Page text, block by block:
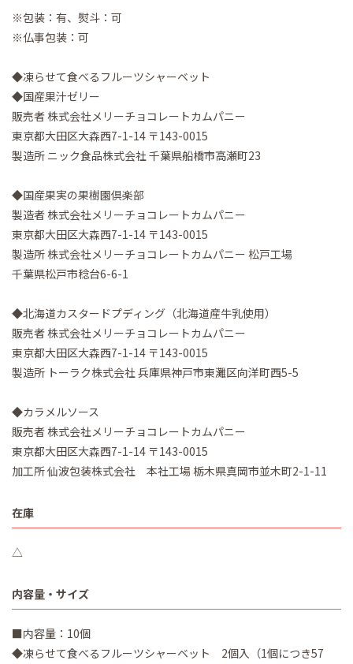
※包装：有、熨斗：可
※仏事包装：可
◆凍らせて食べるフルーツシャーベット
◆国産果汁ゼリー
販売者 株式会社メリーチョコレートカムパニー
東京都大田区大森西7-1-14 〒143-0015
製造所 ニック食品株式会社 千葉県船橋市高瀬町23
◆国産果実の果樹園倶楽部
製造者 株式会社メリーチョコレートカムパニー
東京都大田区大森西7-1-14 〒143-0015
製造所 株式会社メリーチョコレートカムパニー 松戸工場
千葉県松戸市稔台6-6-1
◆北海道カスタードプディング（北海道産牛乳使用）
販売者 株式会社メリーチョコレートカムパニー
東京都大田区大森西7-1-14 〒143-0015
製造所 トーラク株式会社 兵庫県神戸市東灘区向洋町西5-5
◆カラメルソース
販売者 株式会社メリーチョコレートカムパニー
東京都大田区大森西7-1-14 〒143-0015
加工所 仙波包装株式会社 本社工場 栃木県真岡市並木町2-1-11
在庫
△
内容量・サイズ
■内容量：10個
◆凍らせて食べるフルーツシャーベット 2個入（1個につき57